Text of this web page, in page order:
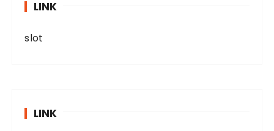
LINK
slot
LINK